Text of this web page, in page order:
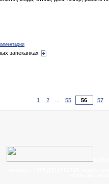
запеканках
1 2 55 57